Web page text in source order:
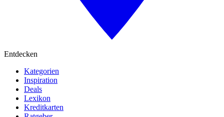
Entdecken
Kategorien
Inspiration
Deals
Lexikon
Kreditkarten